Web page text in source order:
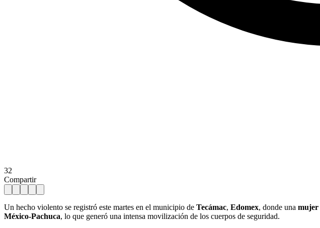
32
Compartir
Un hecho violento se registró este martes en el municipio de Tecámac, Edomex, donde una mujer
México-Pachuca, lo que generó una intensa movilización de los cuerpos de seguridad.